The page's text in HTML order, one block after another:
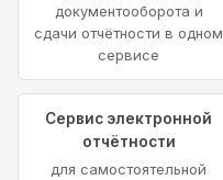
документооборота и
сдачи отчётности в одном
сервисе
Сервис электронной
отчётности
для самостоятельной